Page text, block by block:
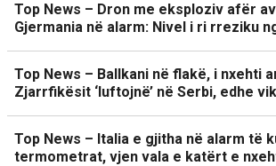
Top News – Dron me eksploziv afër
Gjermania në alarm: Nivel i ri rreziku
Top News – Ballkani në flakë, i nxehti
Zjarrfikësit ‘luftojnë’ në Serbi, edhe
Top News – Italia e gjitha në alarm të
termometrat, vjen vala e katërt e